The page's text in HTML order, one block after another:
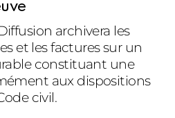
archivera les
et les factures sur un
constituant une
aux dispositions
civil.